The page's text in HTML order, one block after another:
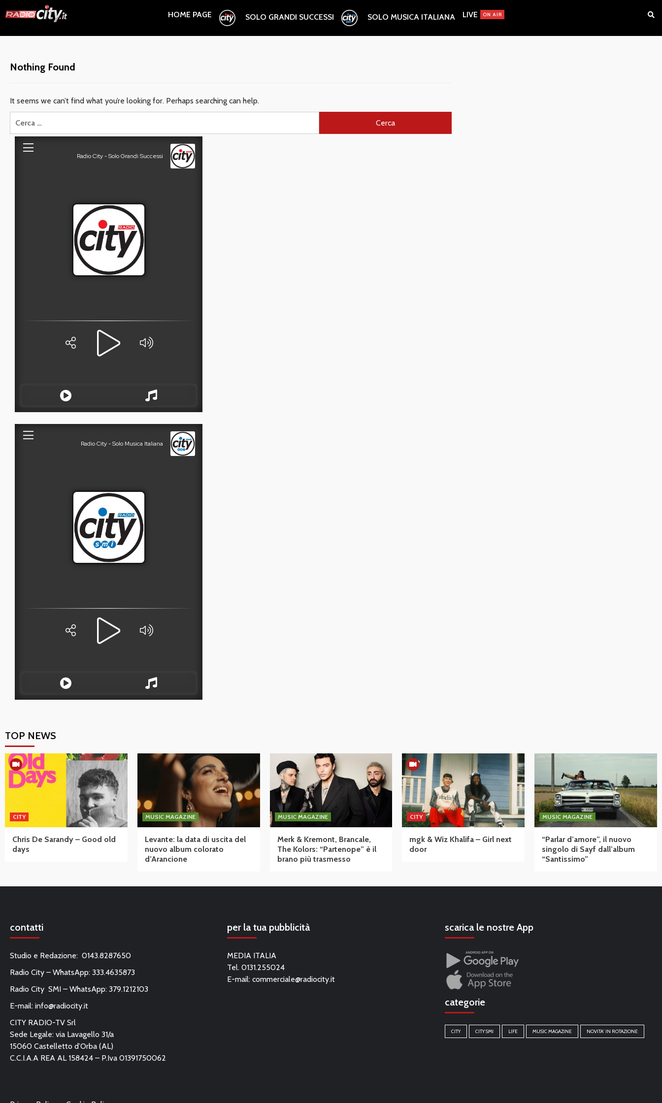
to
HOME PAGE SOLO GRANDI SUCCESSI SOLO MUSICA ITALIANA LIVE ON AIR
Nothing Found
It seems we can’t find what you’re looking for. Perhaps searching can help.
per:
TOP NEWS
CITY
Chris De Sarandy – Good old
days
MUSIC MAGAZINE
Levante: la data di uscita del
nuovo album colorato
d’Arancione
MUSIC MAGAZINE
Merk & Kremont, Brancale,
The Kolors: “Partenope” è il
brano più trasmesso
CITY
mgk & Wiz Khalifa – Girl next
door
MUSIC MAGAZINE
“Parlar d’amore”, il nuovo
singolo di Sayf dall’album
“Santissimo”
contatti
Studio e Redazione: 0143.8287650
Radio City – WhatsApp: 333.4635873
Radio City SMI – WhatsApp: 379.1212103
E-mail: info@radiocity.it
CITY RADIO-TV Srl
Sede Legale: via Lavagello 31/a
15060 Castelletto d’Orba (AL)
C.C.I.A.A REA AL 158424 – P.Iva 01391750062
per la tua pubblicità
MEDIA ITALIA
Tel. 0131.255024
E-mail:commerciale@radiocity.it
scarica le nostre App
categorie
CITY CITY SMI LIFE MUSIC MAGAZINE NOVITA' IN ROTAZIONE